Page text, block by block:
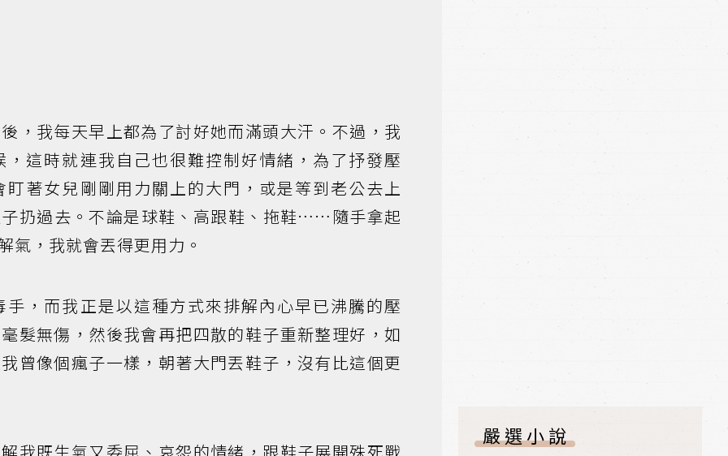
，我每天早上都為了討好她而滿頭大汗。不過，我
這時就連我自己也很難控制好情緒，為了抒發壓
著女兒剛剛用力關上的大門，或是等到老公去上
扔過去。不論是球鞋、高跟鞋、拖鞋……隨手拿起
氣，我就會丟得更用力。
，而我正是以這種方式來排解內心早已沸騰的壓
髮無傷，然後我會再把四散的鞋子重新整理好，如
曾像個瘋子一樣，朝著大門丟鞋子，沒有比這個更
嚴選小說